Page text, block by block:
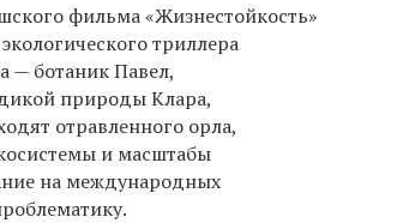
фильма «Жизнестойкость»
триллера
— ботаник Павел,
природы Клара,
отравленного орла,
и масштабы
на международных